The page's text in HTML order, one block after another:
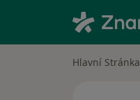
Hlavní Stránka